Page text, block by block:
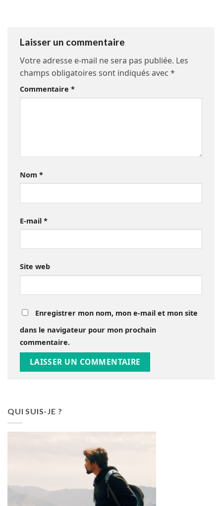
Laisser un commentaire
Votre adresse e-mail ne sera pas publiée. Les
champs obligatoires sont indiqués avec *
Commentaire *
Nom *
E-mail *
Site web
Enregistrer mon nom, mon e-mail et mon site
dans le navigateur pour mon prochain
commentaire.
QUI SUIS-JE ?